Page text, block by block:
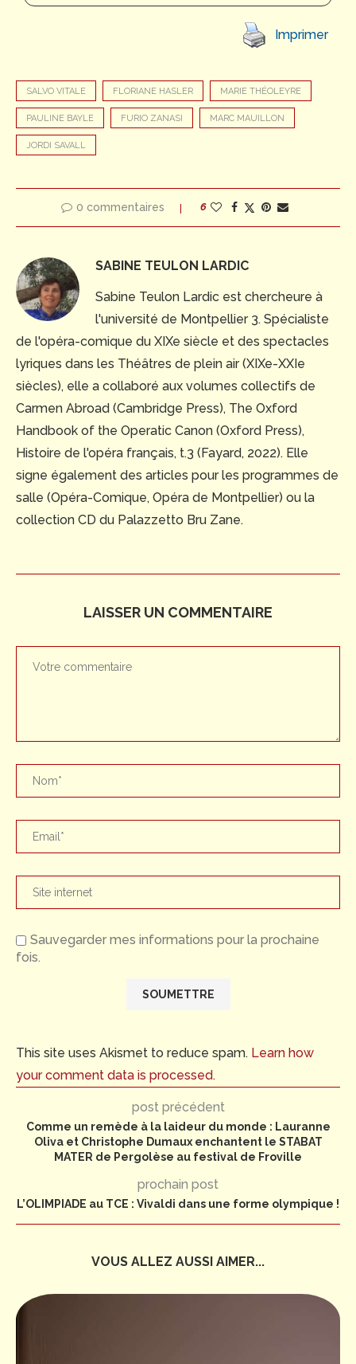
Imprimer
SALVO VITALE FLORIANE HASLER MARIE THÉOLEYRE
PAULINE BAYLE FURIO ZANASI MARC MAUILLON
JORDI SAVALL
0 commentaires 6
SABINE TEULON LARDIC
Sabine Teulon Lardic est chercheure à
l'université de Montpellier 3. Spécialiste
de l'opéra-comique du XIXe siècle et des spectacles
lyriques dans les Théâtres de plein air (XIXe-XXIe
siècles), elle a collaboré aux volumes collectifs de
Carmen Abroad (Cambridge Press), The Oxford
Handbook of the Operatic Canon (Oxford Press),
Histoire de l'opéra français, t.3 (Fayard, 2022). Elle
signe également des articles pour les programmes de
salle (Opéra-Comique, Opéra de Montpellier) ou la
collection CD du Palazzetto Bru Zane.
LAISSER UN COMMENTAIRE
Sauvegarder mes informations pour la prochaine
fois.
This site uses Akismet to reduce spam. Learn how
your comment data is processed.
post précédent
Comme un remède à la laideur du monde : Lauranne
Oliva et Christophe Dumaux enchantent le STABAT
MATER de Pergolèse au festival de Froville
prochain post
L’OLIMPIADE au TCE : Vivaldi dans une forme olympique !
VOUS ALLEZ AUSSI AIMER...